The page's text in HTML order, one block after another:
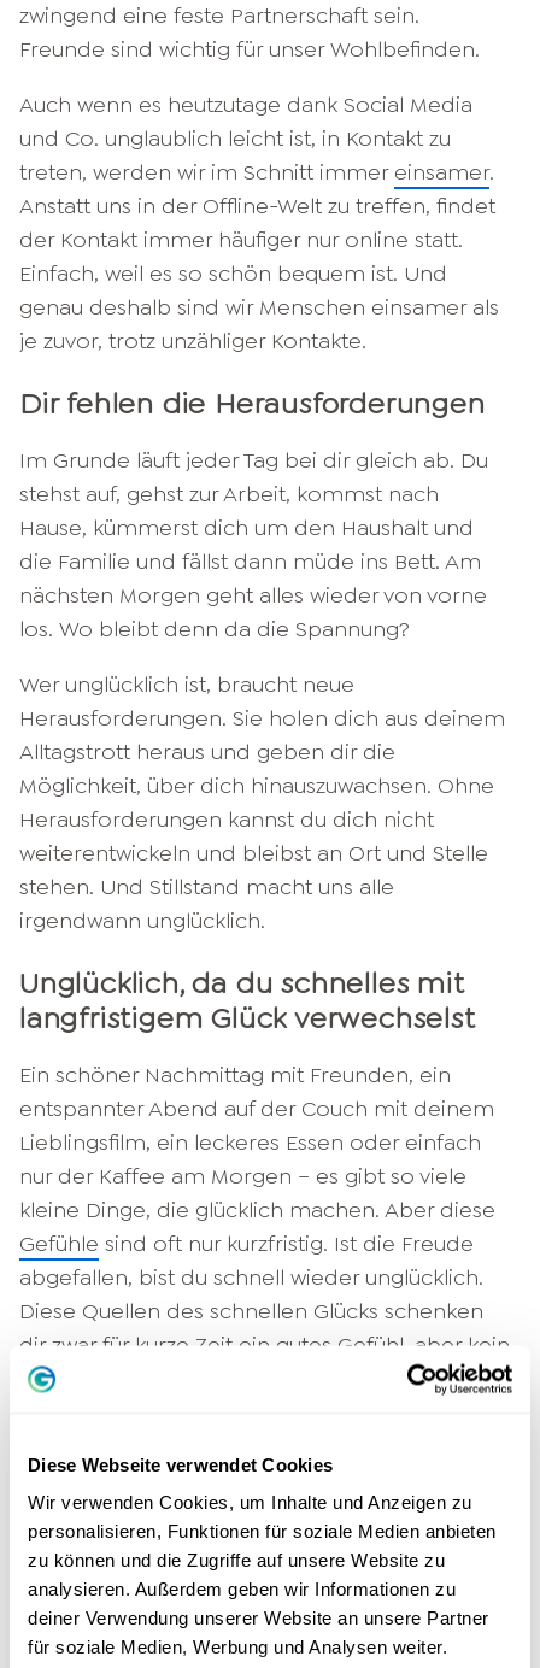
Diese Webseite verwendet Cookies
Wir verwenden Cookies, um Inhalte und Anzeigen zu
personalisieren, Funktionen für soziale Medien anbieten
zu können und die Zugriffe auf unsere Website zu
analysieren. Außerdem geben wir Informationen zu
deiner Verwendung unserer Website an unsere Partner
für soziale Medien, Werbung und Analysen weiter.
zwingend eine feste Partnerschaft sein.
Freunde sind wichtig für unser Wohlbefinden.
Auch wenn es heutzutage dank Social Media
und Co. unglaublich leicht ist, in Kontakt zu
treten, werden wir im Schnitt immer einsamer.
Anstatt uns in der Offline-Welt zu treffen, findet
der Kontakt immer häufiger nur online statt.
Einfach, weil es so schön bequem ist. Und
genau deshalb sind wir Menschen einsamer als
je zuvor, trotz unzähliger Kontakte.
Dir fehlen die Herausforderungen
Im Grunde läuft jeder Tag bei dir gleich ab. Du
stehst auf, gehst zur Arbeit, kommst nach
Hause, kümmerst dich um den Haushalt und
die Familie und fällst dann müde ins Bett. Am
nächsten Morgen geht alles wieder von vorne
los. Wo bleibt denn da die Spannung?
Wer unglücklich ist, braucht neue
Herausforderungen. Sie holen dich aus deinem
Alltagstrott heraus und geben dir die
Möglichkeit, über dich hinauszuwachsen. Ohne
Herausforderungen kannst du dich nicht
weiterentwickeln und bleibst an Ort und Stelle
stehen. Und Stillstand macht uns alle
irgendwann unglücklich.
Unglücklich, da du schnelles mit
langfristigem Glück verwechselst
Ein schöner Nachmittag mit Freunden, ein
entspannter Abend auf der Couch mit deinem
Lieblingsfilm, ein leckeres Essen oder einfach
nur der Kaffee am Morgen – es gibt so viele
kleine Dinge, die glücklich machen. Aber diese
Gefühle sind oft nur kurzfristig. Ist die Freude
abgefallen, bist du schnell wieder unglücklich.
Diese Quellen des schnellen Glücks schenken
dir zwar für kurze Zeit ein gutes Gefühl, aber kein
dauerhaft glückliches Leben. Was es dafür
Du lebst in der Vergangenheit
Manchmal kann es ganz schön sein, in
Erinnerungen zu schwelgen. Verlierst du die
Gegenwart dabei aber völlig aus den Augen,